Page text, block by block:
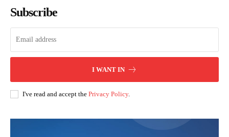
Subscribe
I WANT IN
I've read and accept the Privacy Policy.